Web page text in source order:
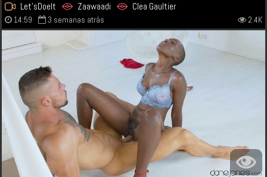
Let'sDoeIt Zaawaadi Clea Gaultier
14:59 3 semanas atrás 2.4K